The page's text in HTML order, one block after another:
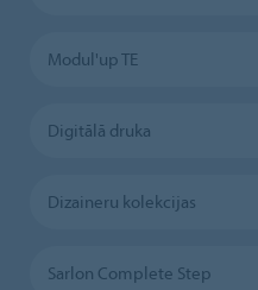
Modul'up TE
Digitālā druka
Dizaineru kolekcijas
Sarlon Complete Step